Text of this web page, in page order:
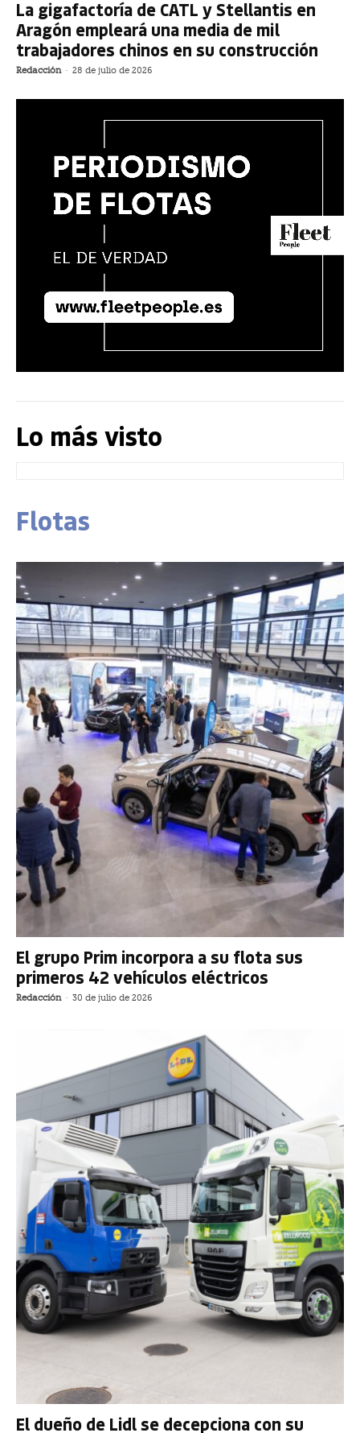
La gigafactoría de CATL y Stellantis en
Aragón empleará una media de mil
trabajadores chinos en su construcción
Redacción - 28 de julio de 2026
Lo más visto
Flotas
El grupo Prim incorpora a su flota sus
primeros 42 vehículos eléctricos
Redacción - 30 de julio de 2026
El dueño de Lidl se decepciona con su